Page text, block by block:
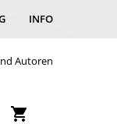
INFO
Autoren